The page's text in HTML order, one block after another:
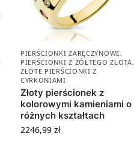
PIERŚCIONKI ZARĘCZYNOWE,
PIERŚCIONKI Z ŻÓŁTEGO ZŁOTA,
ZŁOTE PIERŚCIONKI Z
CYRKONIAMI
Złoty pierścionek z
kolorowymi kamieniami o
różnych kształtach
2246,99 zł